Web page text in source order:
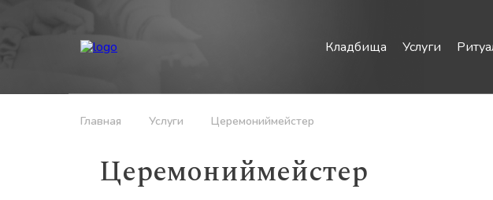
Кладбища Услуги
Главная Услуги Церемониймейстер
Церемониймейстер